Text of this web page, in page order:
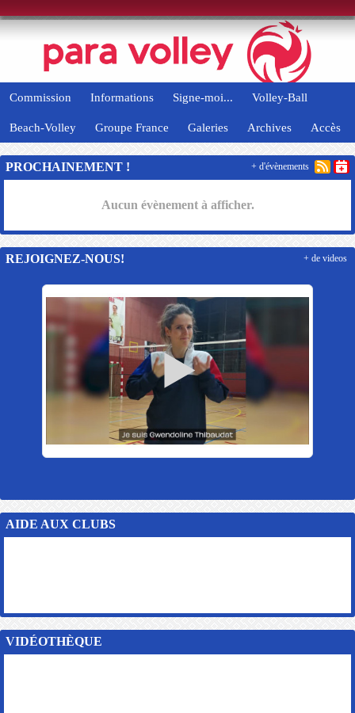
Commission Informations Signe-moi... Volley-Ball
Beach-Volley Groupe France Galeries Archives Accès
PROCHAINEMENT !
Aucun évènement à afficher.
+ d'évènements
REJOIGNEZ-NOUS! + de videos
AIDE AUX CLUBS
VIDÉOTHÈQUE